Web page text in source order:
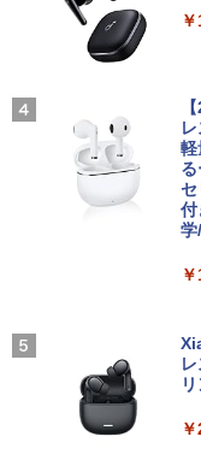
軽
セ
付
学